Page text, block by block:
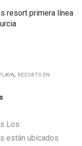
, RESORTS EN
Los
están ubicados